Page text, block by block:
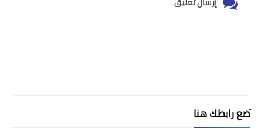
َضع رابطك هنا